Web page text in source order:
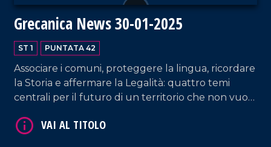
Grecanica News 30-01-2025
ST 1 PUNTATA 42
Associare i comuni, proteggere la lingua, ricordare
la Storia e affermare la Legalità: quattro temi
centrali per il futuro di un territorio che non vuole
VAI AL TITOLO